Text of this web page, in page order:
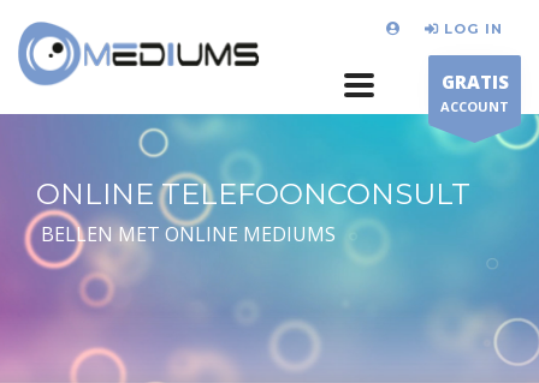
LOG IN
GRATIS
ACCOUNT
ONLINE TELEFOONCONSULT
BELLEN MET ONLINE MEDIUMS